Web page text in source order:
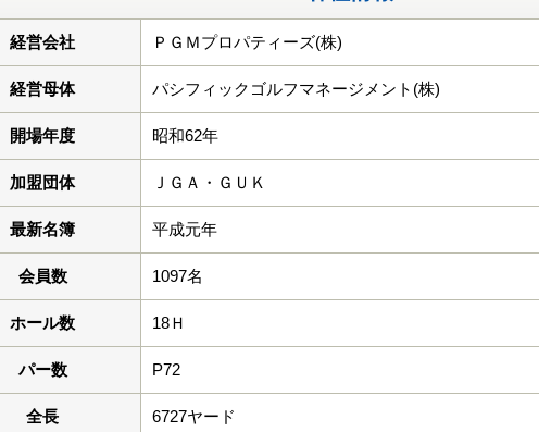
経営会社 ＰＧＭプロパティーズ(株)
経営母体 パシフィックゴルフマネージメント(株)
開場年度 昭和62年
加盟団体 ＪＧＡ・ＧＵＫ
最新名簿 平成元年
会員数 1097名
ホール数 18Ｈ
パー数 P72
全長 6727ヤード